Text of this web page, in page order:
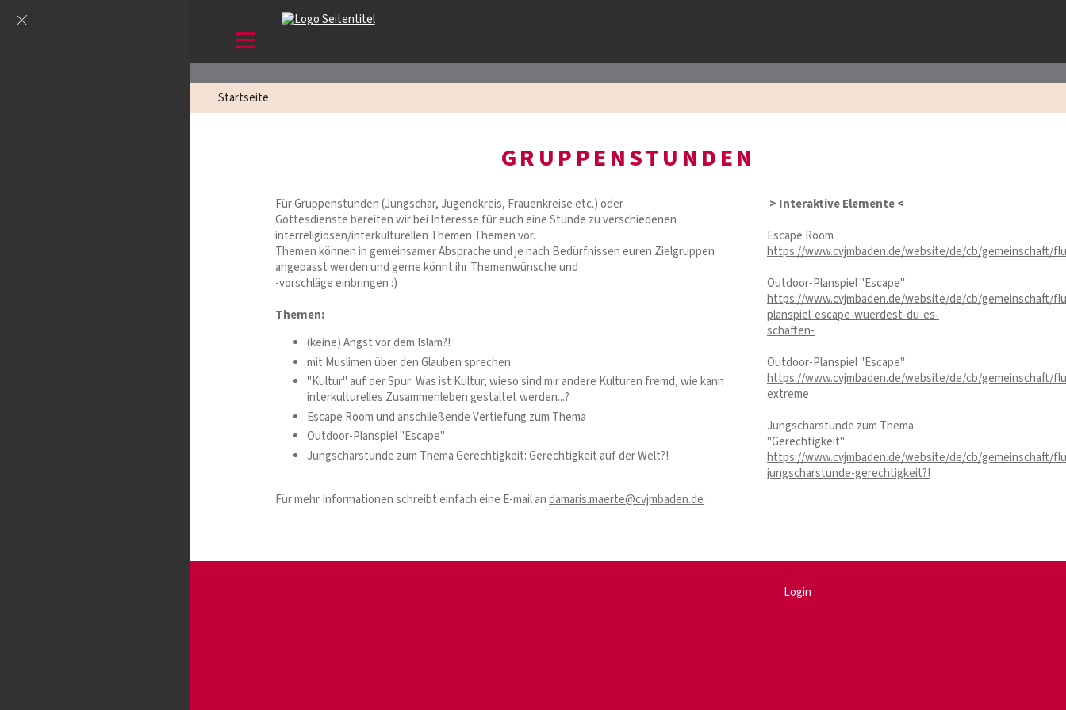
Startseite
GRUPPENSTUNDEN
Für Gruppenstunden (Jungschar, Jugendkreis, Frauenkreise etc.) oder
Gottesdienste bereiten wir bei Interesse für euch eine Stunde zu verschiedenen
interreligiösen/interkulturellen Themen Themen vor.
Themen können in gemeinsamer Absprache und je nach Bedürfnissen euren Zielgruppen
angepasst werden und gerne könnt ihr Themenwünsche und
-vorschläge einbringen :)
Themen:
(keine) Angst vor dem Islam?!
mit Muslimen über den Glauben sprechen
"Kultur" auf der Spur: Was ist Kultur, wieso sind mir andere Kulturen fremd, wie kann
interkulturelles Zusammenleben gestaltet werden...?
Escape Room und anschließende Vertiefung zum Thema
Outdoor-Planspiel "Escape"
Jungscharstunde zum Thema Gerechtigkeit: Gerechtigkeit auf der Welt?!
Für mehr Informationen schreibt einfach eine E-mail andamaris.maerte@cvjmbaden.de .
> Interaktive Elemente <
Escape Room
https://www.cvjmbaden.de/website/de/cb/gemeinschaft/
Outdoor-Planspiel "Escape"
https://www.cvjmbaden.de/website/de/cb/gemeinschaft/
planspiel-escape-wuerdest-du-es-
schaffen-
Outdoor-Planspiel "Escape"
https://www.cvjmbaden.de/website/de/cb/gemeinschaft/
extreme
Jungscharstunde zum Thema
"Gerechtigkeit"
https://www.cvjmbaden.de/website/de/cb/gemeinschaft/
jungscharstunde-gerechtigkeit?!
Login